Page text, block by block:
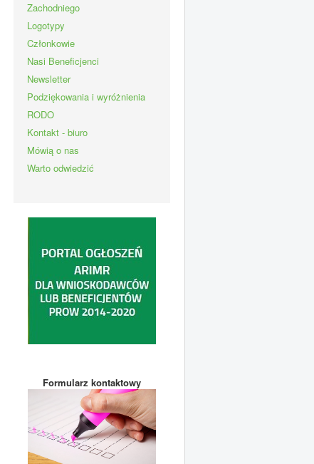
Zachodniego
Logotypy
Członkowie
Nasi Beneficjenci
Newsletter
Podziękowania i wyróżnienia
RODO
Kontakt - biuro
Mówią o nas
Warto odwiedzić
Formularz kontaktowy